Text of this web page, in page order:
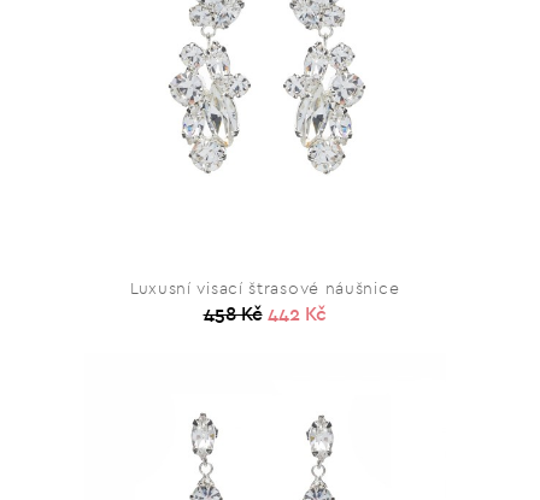
Luxusní visací štrasové náušnice
458 Kč 442 Kč